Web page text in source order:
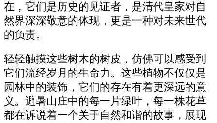
在，它们是历史的见证者，是清代皇家对自
然界深深敬意的体现，更是一种对未来世代
的负责。
轻轻触摸这些树木的树皮，仿佛可以感受到
它们流经岁月的生命力。这些植物不仅仅是
园林中的装饰，它们的存在有着更深远的意
义。避暑山庄中的每一片绿叶，每一株花草
都在诉说着一个关于自然和谐的故事，展现